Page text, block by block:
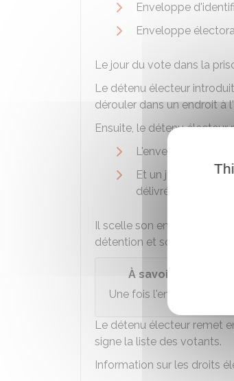
Enveloppe
Enveloppe
Le jour du vote dans la
Le détenu électeur
dérouler dans un endroit à
Ensuite, le détenu
L'enveloppe
Et un justificatif
délivré par le
Il scelle son enveloppe
détention et son numéro
À savoir
Une fois l'enveloppe
Le détenu électeur remet
signe la liste des votants.
Information sur les droits